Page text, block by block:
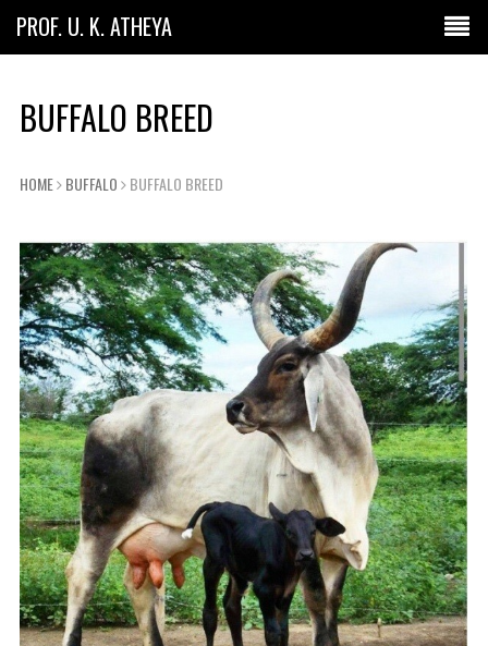
PROF. U. K. ATHEYA
BUFFALO BREED
HOME BUFFALO BUFFALO BREED